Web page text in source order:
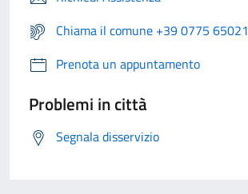
Chiama il comune +39 0775 65021
Prenota un appuntamento
Problemi in città
Segnala disservizio